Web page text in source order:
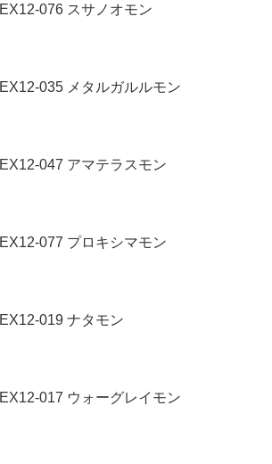
EX12-076 スサノオモン
EX12-035 メタルガルルモン
EX12-047 アマテラスモン
EX12-077 プロキシマモン
EX12-019 ナタモン
EX12-017 ウォーグレイモン